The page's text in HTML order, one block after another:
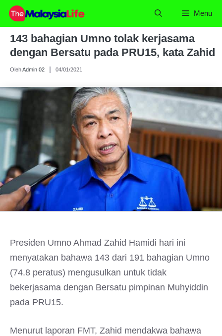
Skip
content
Menu
143 bahagian Umno tolak kerjasama
dengan Bersatu pada PRU15, kata Zahid
OlehAdmin 02 04/01/2021
Presiden Umno Ahmad Zahid Hamidi hari ini
menyatakan bahawa 143 dari 191 bahagian Umno
(74.8 peratus) mengusulkan untuk tidak
bekerjasama dengan Bersatu pimpinan Muhyiddin
pada PRU15.
Menurut laporan FMT, Zahid mendakwa bahawa